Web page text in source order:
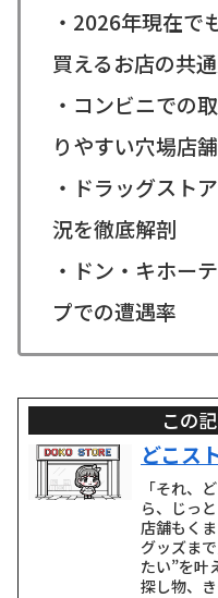
・2026年現在で
買えるお店の共
・コンビニでの
りやすい穴場店舗
・ドラッグスト
況を徹底解剖
・ドン・キホー
プでの遭遇率
この
どこス
「それ、
ら、じっ
店舗もく
グッズま
たい”を叶
探し物、